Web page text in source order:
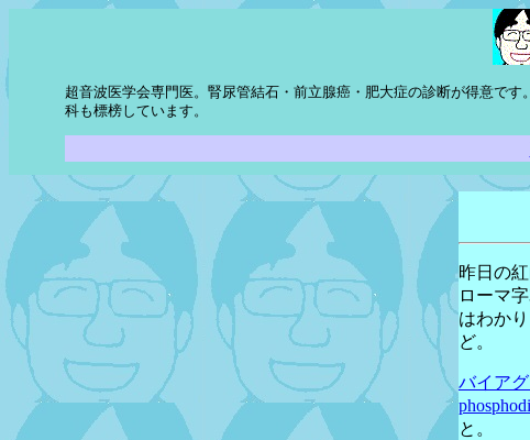
超音波医学会専門医。腎尿管結石・前立腺癌・肥大症の診断が得意で
科も標榜しています。
昨日の
ローマ
はわか
ど。
バイア
と。